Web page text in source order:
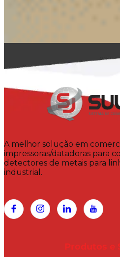
A melhor solução em
impressoras/datadoras para
detectores de metais para
industrial.
Produtos e